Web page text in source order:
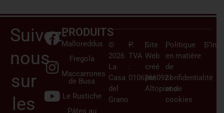
Suivez-
nous
sur
les
PRODUITS
Malloreddus
Fregola
Maccarrones
de Busa
Le Rustiche
Pâtes au
©
2026
La
Casa
del
Grano
–
P.
TVA
:
01062660921
|Site
Web
créé
par
Altopiano
|Politique
en matière
de
confidentialité
et de
cookies
|